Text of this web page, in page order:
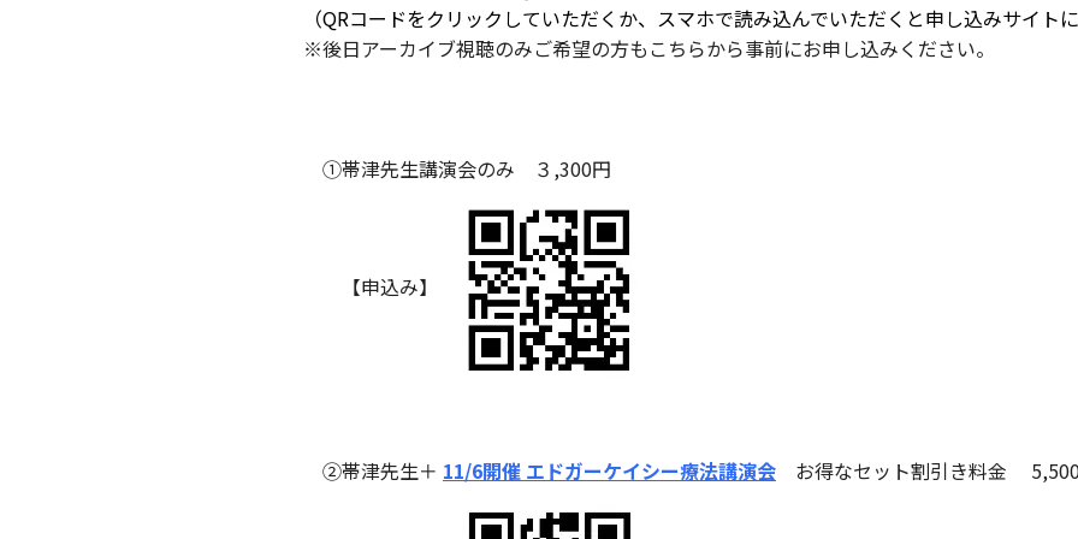
（QRコードをクリックしていただくか、スマホで読み込んでいただくと申し込みサイトに
※後日アーカイブ視聴のみご希望の方もこちらから事前にお申し込みください。
①帯津先生講演会のみ ３,300円
【申込み】
②帯津先生＋ 11/6開催 エドガーケイシー療法講演会 お得なセット割引き料金